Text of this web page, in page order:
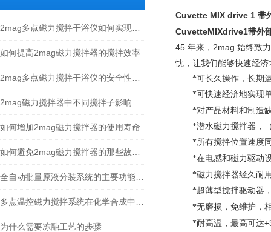
如何提高2mag磁力搅拌器的搅拌效率
如何增加2mag磁力搅拌器的使用寿命
为什么需要冻融工艺的步骤
Cuvette MIX drive 1 带
CuvetteMIXdrive1带外
45 年来， 2mag 始终致
忱，让我们能够快速经
*可长久操作，长期
*可快速经济地实现
*对产品材料和制造
*潜水磁力搅拌器，
*所有搅拌位置速度
*在电感和磁力驱动
*磁力搅拌器经久耐
*超薄型搅拌驱动器
*无磨损，免维护 ，
*耐高温，最高可达